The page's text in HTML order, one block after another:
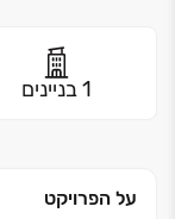
1 בניינים
על הפרויקט